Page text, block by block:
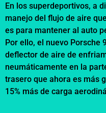
En los superdeportivos, a
manejo del flujo de aire
es para mantener al auto
Por ello, el nuevo Porsche
deflector de aire de
neumáticamente en la
trasero que ahora es más
15% más de carga